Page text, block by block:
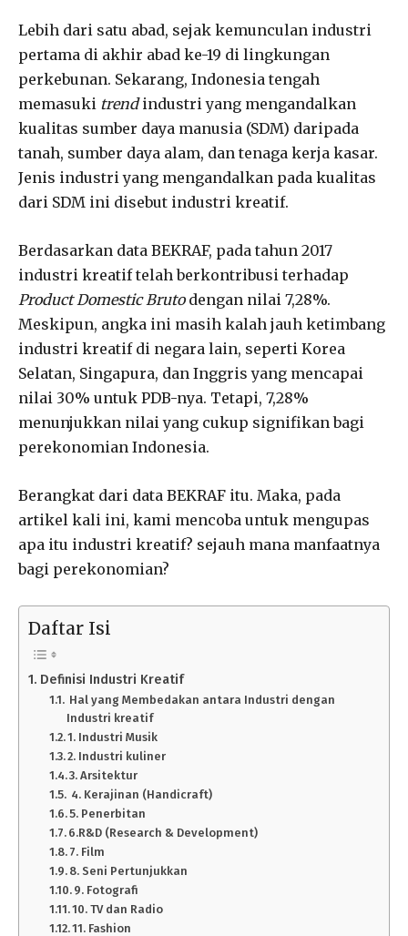
Lebih dari satu abad, sejak kemunculan industri
pertama di akhir abad ke-19 di lingkungan
perkebunan. Sekarang, Indonesia tengah
memasuki trendindustri yang mengandalkan
kualitas sumber daya manusia (SDM) daripada
tanah, sumber daya alam, dan tenaga kerja kasar.
Jenis industri yang mengandalkan pada kualitas
dari SDM ini disebut industri kreatif.
Berdasarkan data BEKRAF, pada tahun 2017
industri kreatif telah berkontribusi terhadap
Product Domestic Bruto dengan nilai 7,28%.
Meskipun, angka ini masih kalah jauh ketimbang
industri kreatif di negara lain, seperti Korea
Selatan, Singapura, dan Inggris yang mencapai
nilai 30% untuk PDB-nya. Tetapi, 7,28%
menunjukkan nilai yang cukup signifikan bagi
perekonomian Indonesia.
Berangkat dari data BEKRAF itu. Maka, pada
artikel kali ini, kami mencoba untuk mengupas
apa itu industri kreatif? sejauh mana manfaatnya
bagi perekonomian?
Daftar Isi
Definisi Industri Kreatif
Hal yang Membedakan antara Industri dengan
Industri kreatif
1. Industri Musik
2. Industri kuliner
3. Arsitektur
4. Kerajinan (Handicraft)
5. Penerbitan
6.R&D (Research & Development)
7. Film
8. Seni Pertunjukkan
9. Fotografi
10. TV dan Radio
11. Fashion